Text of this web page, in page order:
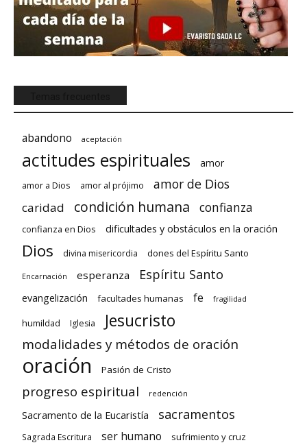
abandono aceptación
actitudes espirituales amor
amor a Dios amor al prójimo amor de Dios
caridad condición humana confianza
confianza en Dios dificultades y obstáculos en la oración
Dios divina misericordia dones del Espíritu Santo
Encarnación esperanza Espíritu Santo
evangelización facultades humanas fe fragilidad
humildad Iglesia Jesucristo
modalidades y métodos de oración
oración Pasión de Cristo
progreso espiritual redención
Sacramento de la Eucaristía sacramentos
Sagrada Escritura ser humano sufrimiento y cruz